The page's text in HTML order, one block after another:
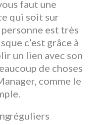
faut une
qui soit sur
personne est très
c’est grâce à
un lien avec son
de choses
comme le
réguliers